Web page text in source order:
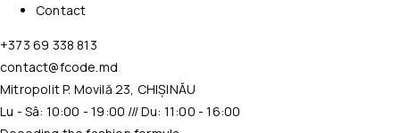
Contact
+373 69 338 813
contact@fcode.md
Mitropolit P. Movilă 23, CHIȘINĂU
Lu - Sâ: 10:00 - 19:00 /// Du: 11:00 - 16:00